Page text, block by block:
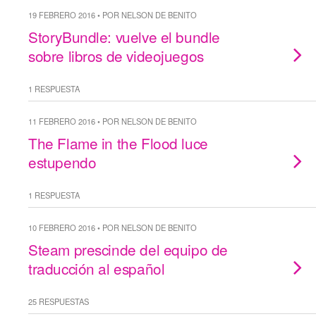
19 FEBRERO 2016 • POR NELSON DE BENITO
StoryBundle: vuelve el bundle
sobre libros de videojuegos
1 RESPUESTA
11 FEBRERO 2016 • POR NELSON DE BENITO
The Flame in the Flood luce
estupendo
1 RESPUESTA
10 FEBRERO 2016 • POR NELSON DE BENITO
Steam prescinde del equipo de
traducción al español
25 RESPUESTAS